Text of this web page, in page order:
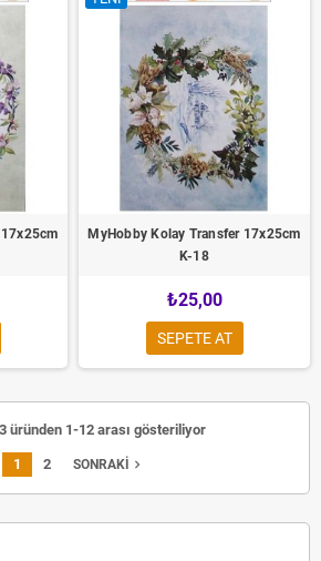
MyHobby Kolay Transfer 17x25cm
K-18
₺25,00
SEPETE AT
üründen 1-12 arası gösteriliyor
1 2 SONRAKI navigate_next